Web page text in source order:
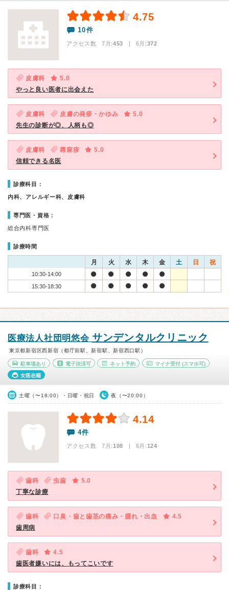
4.75
10件
アクセス数 7月:453 | 6月:372
皮膚科
5.0
やっと良い医者に出会えた
皮膚科 皮膚の発疹・かゆみ
5.0
先生の診断が◎、人柄も◎
皮膚科 蕁麻疹
5.0
信頼できる名医
診療科目：
内科、アレルギー科、皮膚科
専門医・資格：
総合内科専門医
診療時間
月 火 水 木 金 土 日 祝
10:30-14:00
15:30-18:30
医療法人社団明悠会 サンデンタルクリニック
東京都新宿区西新宿（都庁前駅、新宿駅、新宿西口駅）
駐車場あり 電子決済可 ネット予約 マイナ受付 (スマホ可)
女医在籍
土曜（〜18:00）・日曜・祝日 夜（〜20:00）
4.14
4件
アクセス数 7月:108 | 6月:124
歯科 虫歯
5.0
丁寧な診療
歯科 口臭・歯と歯茎の痛み・腫れ・出血
4.5
歯周病
歯科
4.5
歯医者嫌いには、もってこいです
診療科目：